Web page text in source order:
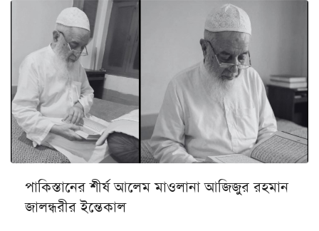
পাকিস্তানের শীর্ষ আলেম মাওলানা আজিজুর রহমান
জালন্ধরীর ইন্তেকাল